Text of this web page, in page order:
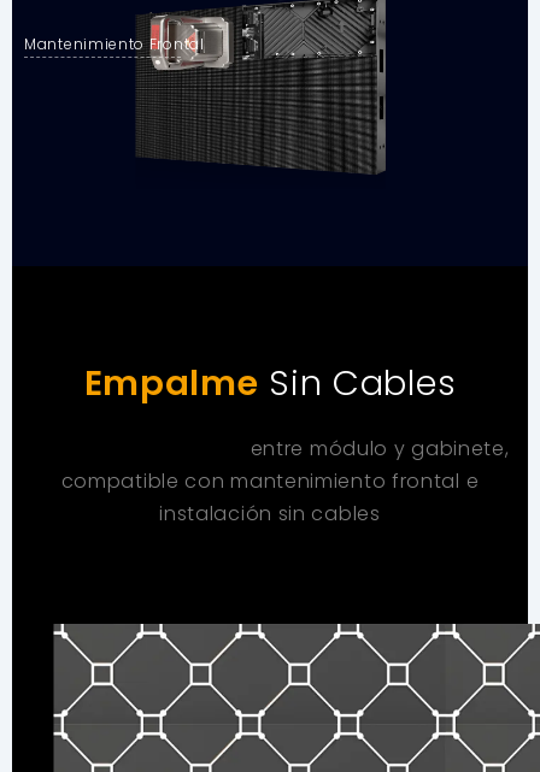
Mantenimiento Frontal
Empalme Sin Cables
entre módulo y gabinete,
compatible con mantenimiento frontal e
instalación sin cables